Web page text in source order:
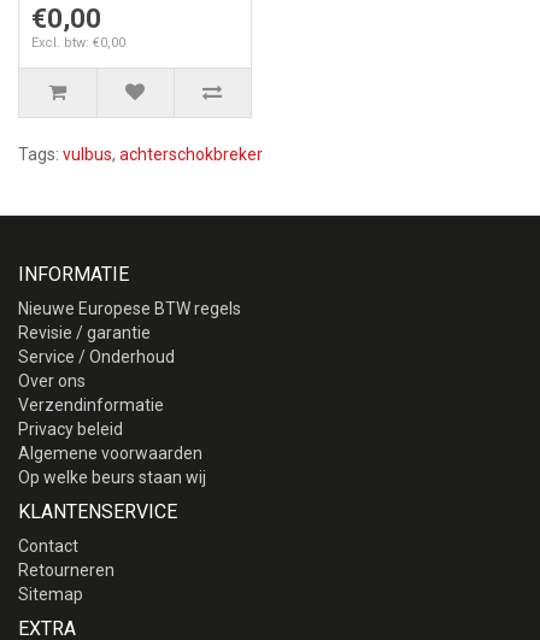
€0,00
Excl. btw: €0,00
Tags: vulbus, achterschokbreker
INFORMATIE
Nieuwe Europese BTW regels
Revisie / garantie
Service / Onderhoud
Over ons
Verzendinformatie
Privacy beleid
Algemene voorwaarden
Op welke beurs staan wij
KLANTENSERVICE
Contact
Retourneren
Sitemap
EXTRA